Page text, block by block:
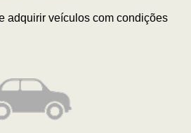
adquirir veículos com condições